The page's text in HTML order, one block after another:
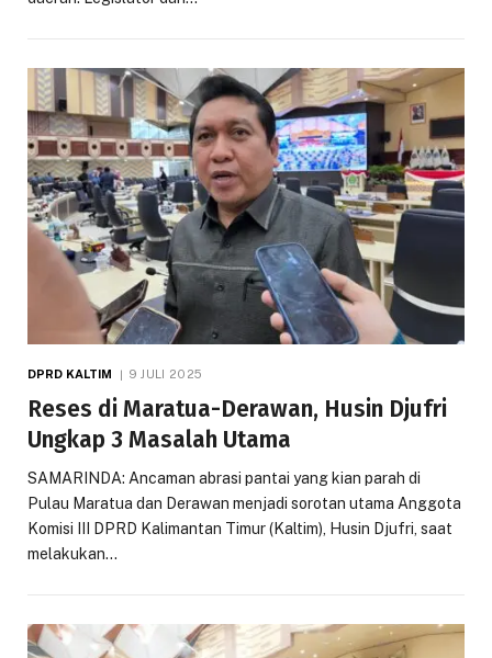
DPRD KALTIM 9 JULI 2025
Reses di Maratua-Derawan, Husin Djufri
Ungkap 3 Masalah Utama
SAMARINDA: Ancaman abrasi pantai yang kian parah di
Pulau Maratua dan Derawan menjadi sorotan utama Anggota
Komisi III DPRD Kalimantan Timur (Kaltim), Husin Djufri, saat
melakukan…